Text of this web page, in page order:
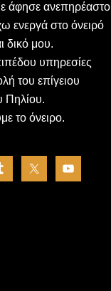
άφησε ανεπηρέαστο
ενεργά στο όνειρό
δικό μου.
υπηρεσίες
του επίγειου
Πηλίου.
το όνειρο.